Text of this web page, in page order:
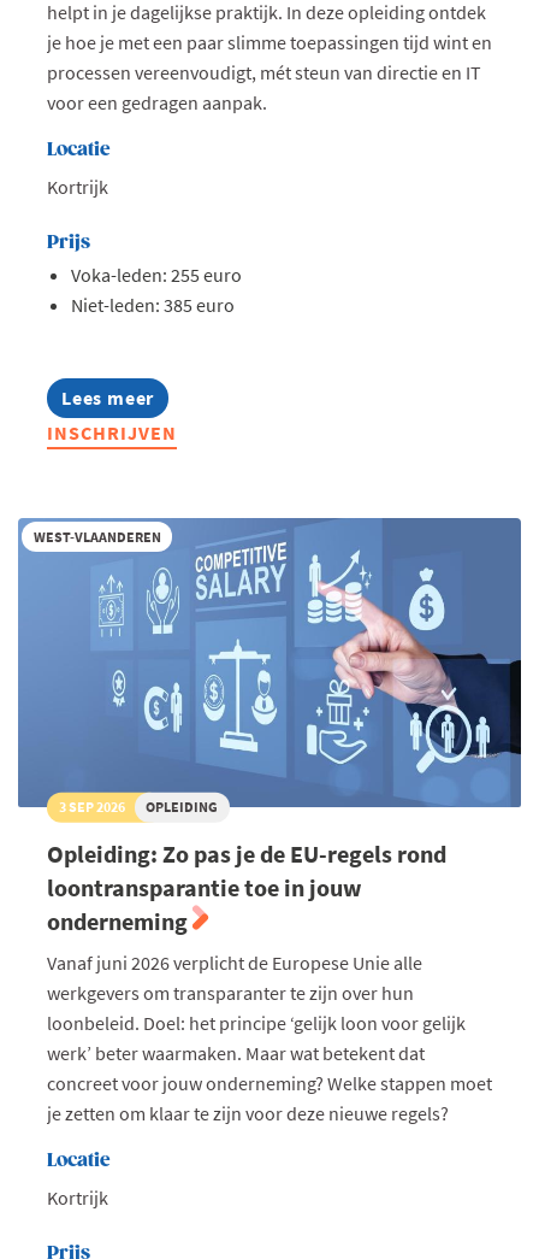
helpt in je dagelijkse praktijk. In deze opleiding ontdek
je hoe je met een paar slimme toepassingen tijd wint en
processen vereenvoudigt, mét steun van directie en IT
voor een gedragen aanpak.
Locatie
Kortrijk
Prijs
Voka-leden: 255 euro
Niet-leden: 385 euro
Lees meer
about
Opleiding:
AI
INSCHRIJVEN
WEST-VLAANDEREN
3 SEP 2026 OPLEIDING
Opleiding: Zo pas je de EU-regels rond
loontransparantie toe in jouw
onderneming
Vanaf juni 2026 verplicht de Europese Unie alle
werkgevers om transparanter te zijn over hun
loonbeleid. Doel: het principe ‘gelijk loon voor gelijk
werk’ beter waarmaken. Maar wat betekent dat
concreet voor jouw onderneming? Welke stappen moet
je zetten om klaar te zijn voor deze nieuwe regels?
Locatie
Kortrijk
Prijs